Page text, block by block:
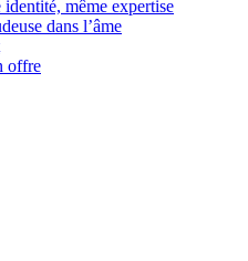
même expertise
dans l’âme
offre